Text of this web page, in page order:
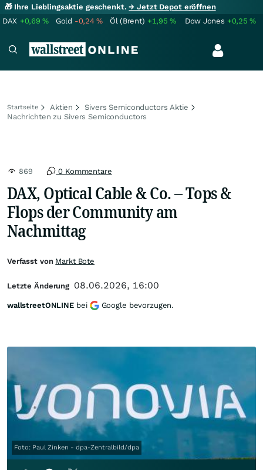
🎁 Ihre Lieblingsaktie geschenkt.→ Jetzt Depot eröffnen
DAX +0,69% Gold -0,24% Öl (Brent) +1,95% Dow Jones +0,25%
Startseite Aktien
Sivers Semiconductors Aktie
Nachrichten zu Sivers Semiconductors
869 0 Kommentare
DAX, Optical Cable & Co. – Tops &
Flops der Community am
Nachmittag
Foto: Paul Zinken - dpa-Zentralbild/dpa
Verfasst von Markt Bote
Letzte Änderung 08.06.2026, 16:00
wallstreetONLINE bei Google bevorzugen.